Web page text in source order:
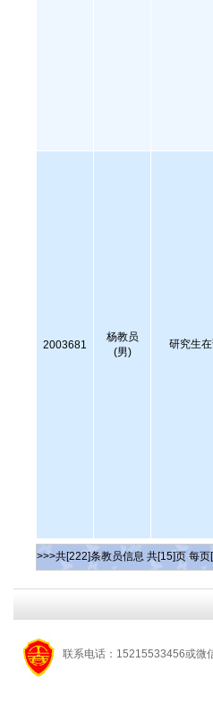
2003681
杨教员
(男)
研究生
>>>共[222]条教员信息 共[15]页 每页
联系电话：15215533456或微